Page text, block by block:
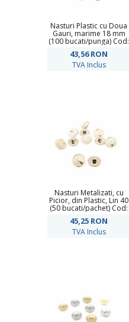
Nasturi Plastic cu Doua
Gauri, marime 18 mm
(100 bucati/punga) Cod:
43,56RON
TVA Inclus
Nasturi Metalizati, cu
Picior, din Plastic, Lin 40
(50 bucati/pachet) Cod:
45,25 RON
TVA Inclus